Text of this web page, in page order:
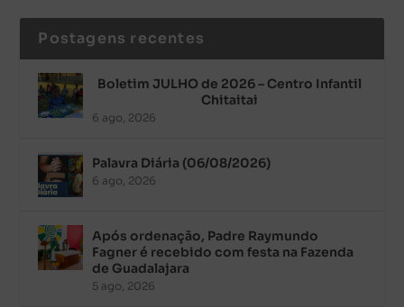
Postagens recentes
Boletim JULHO de 2026 – Centro Infantil
Chitaitai
6 ago, 2026
Palavra Diária (06/08/2026)
6 ago, 2026
Após ordenação, Padre Raymundo
Fagner é recebido com festa na Fazenda
de Guadalajara
5 ago, 2026